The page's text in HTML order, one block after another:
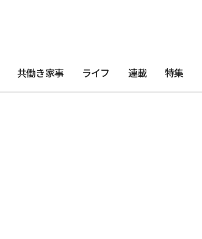
共働き家事 ライフ 連載 特集